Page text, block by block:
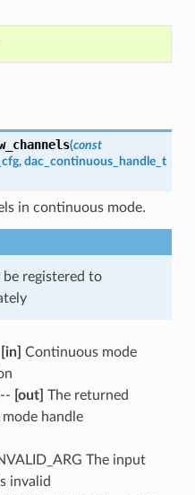
(const
, dac_continuous_handle_t
in continuous mode.
be registered to
[in] Continuous mode
-- [out] The returned
handle
The input
invalid